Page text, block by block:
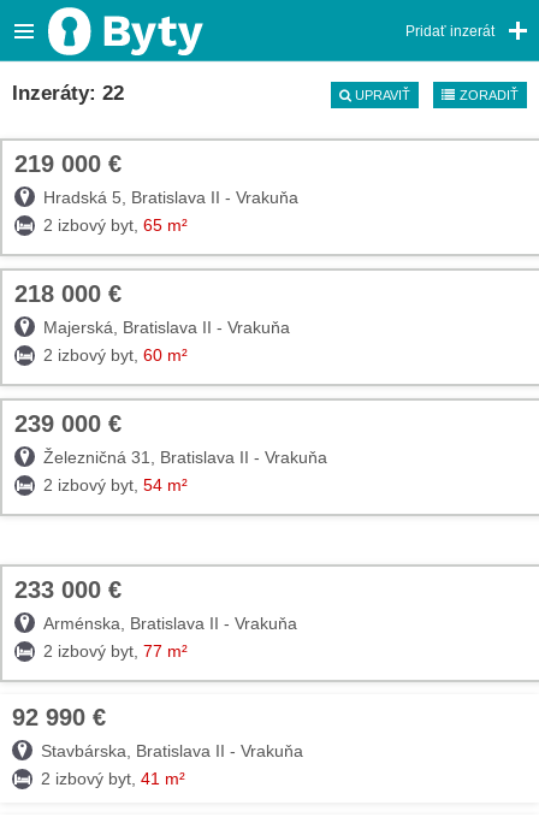
Pridať inzerát
Inzeráty: 22 UPRAVIŤ ZORADIŤ
TOP
219 000 €
Hradská 5, Bratislava II - Vrakuňa
2 izbový byt, 65 m²
TOP
218 000 €
Majerská, Bratislava II - Vrakuňa
2 izbový byt, 60 m²
TOP
239 000 €
Železničná 31, Bratislava II - Vrakuňa
2 izbový byt, 54 m²
TOP
233 000 €
Arménska, Bratislava II - Vrakuňa
2 izbový byt, 77 m²
92 990 €
Stavbárska, Bratislava II - Vrakuňa
2 izbový byt, 41 m²